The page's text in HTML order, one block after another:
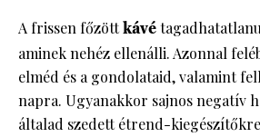
A frissen főzöttkávé
aminek nehéz ellenálli. Azonnal
elméd és a gondolataid, valamint
napra. Ugyanakkor sajnos negatív
általad szedett étrend-